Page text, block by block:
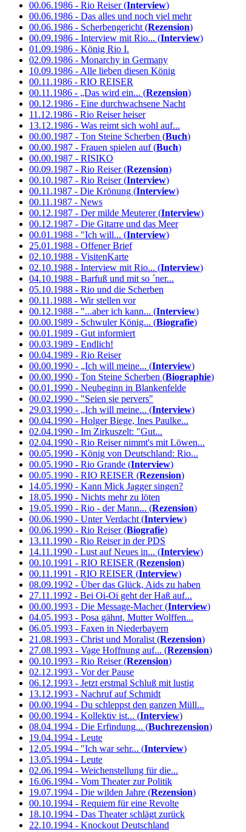
00.06.1986 - Rio Reiser (Interview)
00.06.1986 - Das alles und noch viel mehr
00.06.1986 - Scherbengericht (Rezension)
00.09.1986 - Interview mit Rio... (Interview)
01.09.1986 - König Rio I.
02.09.1986 - Monarchy in Germany
10.09.1986 - Alle lieben diesen König
00.11.1986 - RIO REISER
00.11.1986 - „Das wird ein... (Rezension)
00.12.1986 - Eine durchwachsene Nacht
11.12.1986 - Rio Reiser heiser
13.12.1986 - Was reimt sich wohl auf...
00.00.1987 - Ton Steine Scherben (Buch)
00.00.1987 - Frauen spielen auf (Buch)
00.00.1987 - RISIKO
00.09.1987 - Rio Reiser (Rezension)
00.10.1987 - Rio Reiser (Interview)
00.11.1987 - Die Krönung (Interview)
00.11.1987 - News
00.12.1987 - Der milde Meuterer (Interview)
00.12.1987 - Die Gitarre und das Meer
00.01.1988 - "Ich will... (Interview)
25.01.1988 - Offener Brief
02.10.1988 - VisitenKarte
02.10.1988 - Interview mit Rio... (Interview)
04.10.1988 - Barfuß und mit so ´ner...
05.10.1988 - Rio und die Scherben
00.11.1988 - Wir stellen vor
00.12.1988 - "...aber ich kann... (Interview)
00.00.1989 - Schwuler König... (Biografie)
00.01.1989 - Gut informiert
00.03.1989 - Endlich!
00.04.1989 - Rio Reiser
00.00.1990 - „Ich will meine... (Interview)
00.00.1990 - Ton Steine Scherben (Biographie)
00.01.1990 - Neubeginn in Blankenfelde
00.02.1990 - "Seien sie pervers"
29.03.1990 - „Ich will meine... (Interview)
00.04.1990 - Holger Biege, Ines Paulke...
02.04.1990 - Im Zirkuszelt: "Gut...
02.04.1990 - Rio Reiser nimmt's mit Löwen...
00.05.1990 - König von Deutschland: Rio...
00.05.1990 - Rio Grande (Interview)
00.05.1990 - RIO REISER (Rezension)
14.05.1990 - Kann Mick Jagger singen?
18.05.1990 - Nichts mehr zu löten
19.05.1990 - Rio - der Mann... (Rezension)
00.06.1990 - Unter Verdacht (Interview)
00.06.1990 - Rio Reiser (Biografie)
13.11.1990 - Rio Reiser in der PDS
14.11.1990 - Lust auf Neues in... (Interview)
00.10.1991 - RIO REISER (Rezension)
00.11.1991 - RIO REISER (Interview)
08.09.1992 - Über das Glück, Aids zu haben
27.11.1992 - Bei Oi-Oi geht der Haß auf...
00.00.1993 - Die Message-Macher (Interview)
04.05.1993 - Posa gähnt, Mutter Wolffen...
06.05.1993 - Faxen in Niederbayern
21.08.1993 - Christ und Moralist (Rezension)
27.08.1993 - Vage Hoffnung auf... (Rezension)
00.10.1993 - Rio Reiser (Rezension)
02.12.1993 - Vor der Pause
06.12.1993 - Jetzt erstmal Schluß mit lustig
13.12.1993 - Nachruf auf Schmidt
00.00.1994 - Du schleppst den ganzen Müll...
00.00.1994 - Kollektiv ist... (Interview)
08.04.1994 - Die Erfindung... (Buchrezension)
19.04.1994 - Leute
12.05.1994 - "Ich war sehr... (Interview)
13.05.1994 - Leute
02.06.1994 - Weichenstellung für die...
16.06.1994 - Vom Theater zur Politik
19.07.1994 - Die wilden Jahre (Rezension)
00.10.1994 - Requiem für eine Revolte
18.10.1994 - Das Theater schlägt zurück
22.10.1994 - Knockout Deutschland